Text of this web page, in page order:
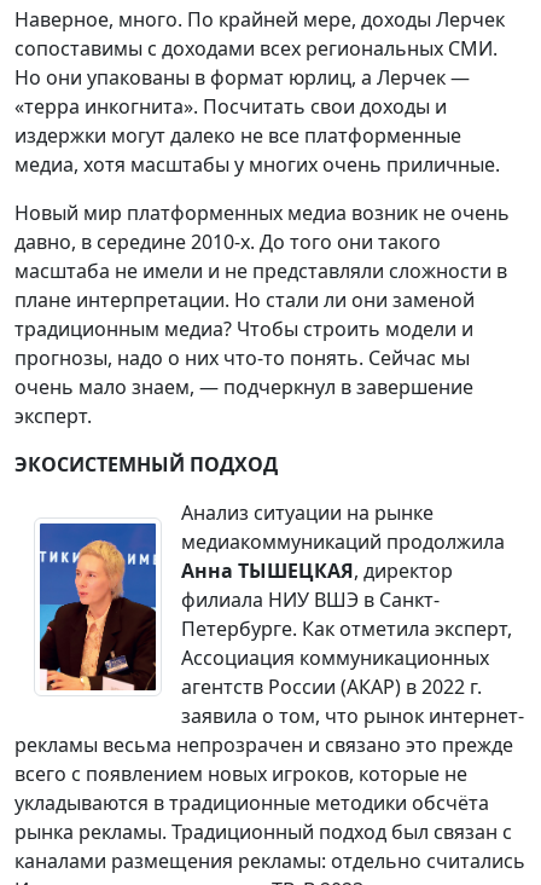
Наверное, много. По крайней мере, доходы Лерчек
сопоставимы с доходами всех региональных СМИ.
Но они упакованы в формат юрлиц, а Лерчек —
«терра инкогнита». Посчитать свои доходы и
издержки могут далеко не все платформенные
медиа, хотя масштабы у многих очень приличные.
Новый мир платформенных медиа возник не очень
давно, в середине 2010-х. До того они такого
масштаба не имели и не представляли сложности в
плане интерпретации. Но стали ли они заменой
традиционным медиа? Чтобы строить модели и
прогнозы, надо о них что-то понять. Сейчас мы
очень мало знаем, — подчеркнул в завершение
эксперт.
ЭКОСИСТЕМНЫЙ ПОДХОД
Анализ ситуации на рынке
медиакоммуникаций продолжила
Анна ТЫШЕЦКАЯ, директор
филиала НИУ ВШЭ в Санкт-
Петербурге. Как отметила эксперт,
Ассоциация коммуникационных
агентств России (АКАР) в 2022 г.
заявила о том, что рынок интернет-
рекламы весьма непрозрачен и связано это прежде
всего с появлением новых игроков, которые не
укладываются в традиционные методики обсчёта
рынка рекламы. Традиционный подход был связан с
каналами размещения рекламы: отдельно считались